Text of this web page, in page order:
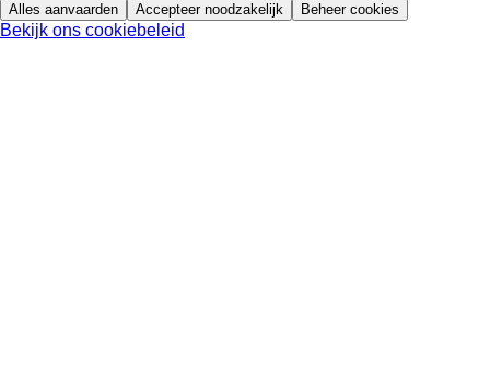
Alles aanvaarden
Accepteer noodzakelijk Beheer cookies
Bekijk ons cookiebeleid